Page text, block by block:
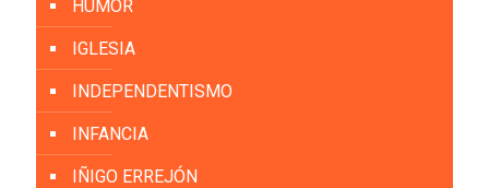
HUMOR
IGLESIA
INDEPENDENTISMO
INFANCIA
IÑIGO ERREJÓN